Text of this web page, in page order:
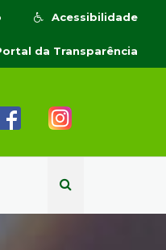
Acessibilidade
da Transparência